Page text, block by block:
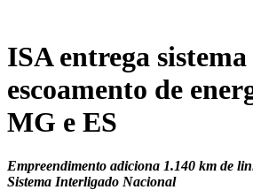
ISA entrega
escoamento de
MG e ES
Empreendimento adiciona 1.140 km de
Sistema Interligado Nacional